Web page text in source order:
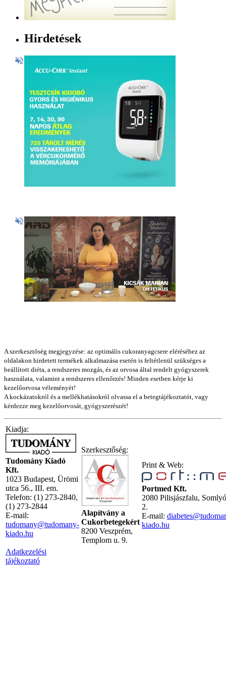
Hirdetések
A szerkesztőség megjegyzése: az optimális cukoranyagcsere eléréséhez az
oldalakon hirdetett termékek alkalmazása esetén is feltétlenül szükséges a
beállított diéta, a rendszeres mozgás, és az orvosa által rendelt gyógyszerek
használata, valamint a rendszeres ellenőrzés! Minden esetben kérje ki
kezelőorvosa véleményét!
A kockázatokról és a mellékhatásokról olvassa el a betegtájékoztatót, vagy
kérdezze meg kezelőorvosát, gyógyszerészét!
Kiadja:
Tudomány Kiadó
Kft.
1023 Budapest, Ürömi
utca 56., III. em.
Telefon: (1) 273-2840,
(1) 273-2844
E-mail:
tudomany@tudomany-
kiado.hu
Adatkezelési
tájékoztató
Szerkesztőség:
Alapítvány a
Cukorbetegekért
8200 Veszprém,
Templom u. 9.
Print & Web:
Portmed Kft.
2080 Pilisjászfalu,
2.
E-mail:
kiado.hu